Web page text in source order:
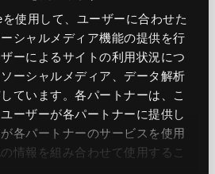
使用して、ユーザーに合わせた
シャルメディア機能の提供を行
ーによるサイトの利用状況につ
ーシャルメディア、データ解析
ています。各パートナーは、こ
ーザーが各パートナーに提供し
各パートナーのサービスを使用
情報を組み合わせて使用​​するこ
関連記事